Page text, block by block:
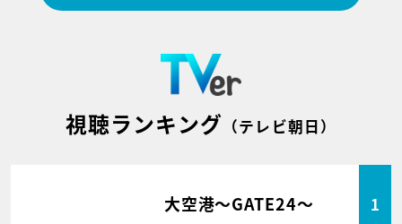
視聴ランキング （テレビ朝日）
大空港～GATE24～ 1